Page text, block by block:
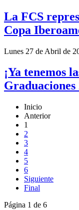
La FCS
Copa
Lunes 27 de Abril de
¡Ya tenemos
Graduaciones
Inicio
Anterior
1
2
3
4
5
6
Siguiente
Final
Página 1 de 6